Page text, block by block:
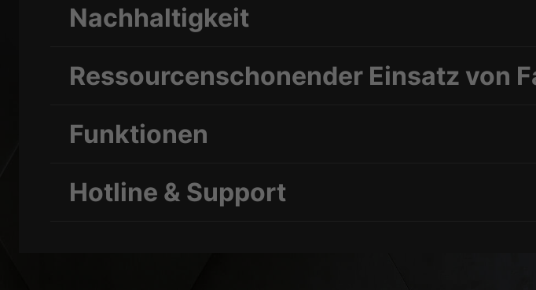
Nachhaltigkeit
Ressourcenschonender Einsatz von
Funktionen
Hotline & Support